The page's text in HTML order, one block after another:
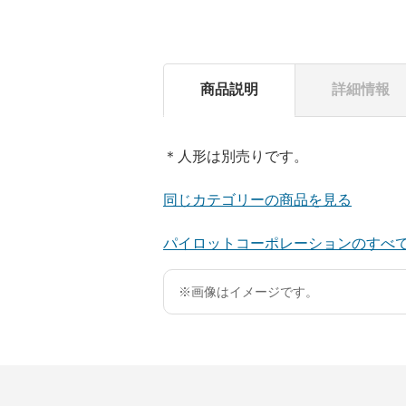
商品説明 詳細情報
＊人形は別売りです。
同じカテゴリーの商品を見る
パイロットコーポレーションのすべ
※画像はイメージです。